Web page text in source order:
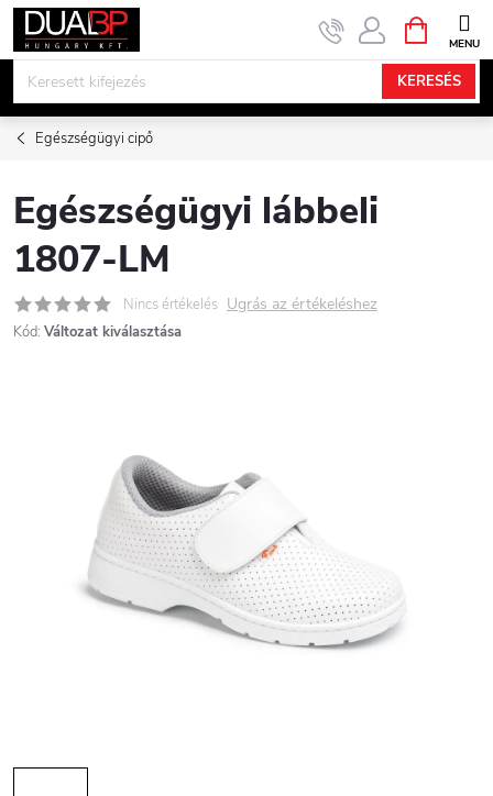
Ugrás
KERESÉS
KOSÁR
Egészségügyi cipő
Egészségügyi lábbeli
1807-LM
Nincs értékelés Ugrás az értékeléshez
Kód: Változat kiválasztása